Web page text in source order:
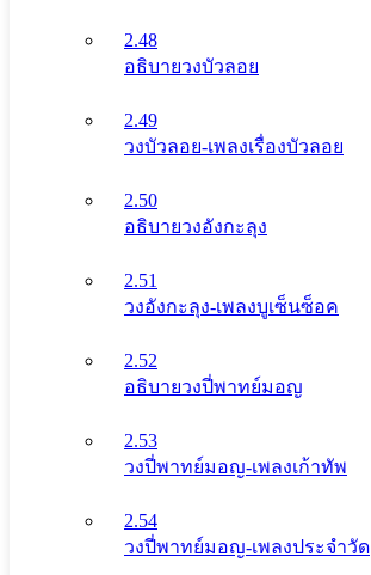
2.48
อธิบายวงบัวลอย
2.49
วงบัวลอย-เพลงเรื่องบัวลอย
2.50
อธิบายวงอังกะลุง
2.51
วงอังกะลุง-เพลงบูเซ็นซ็อค
2.52
อธิบายวงปี่พาทย์มอญ
2.53
วงปี่พาทย์มอญ-เพลงเก้าทัพ
2.54
วงปี่พาทย์มอญ-เพลงประจำวัด